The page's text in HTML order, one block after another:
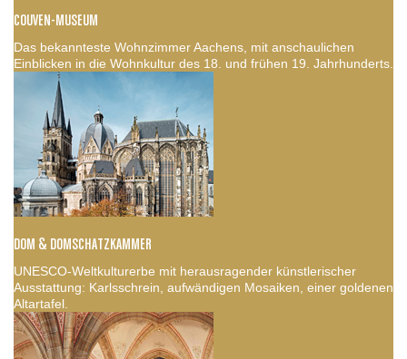
COUVEN-MUSEUM
Das bekannteste Wohnzimmer Aachens, mit anschaulichen
Einblicken in die Wohnkultur des 18. und frühen 19. Jahrhunderts.
DOM & DOMSCHATZKAMMER
UNESCO-Weltkulturerbe mit herausragender künstlerischer
Ausstattung: Karlsschrein, aufwändigen Mosaiken, einer goldenen
Altartafel.